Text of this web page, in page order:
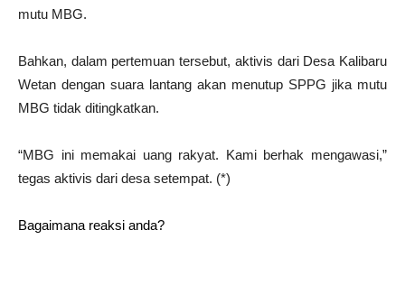
mutu MBG.
Bahkan, dalam pertemuan tersebut, aktivis dari Desa Kalibaru
Wetan dengan suara lantang akan menutup SPPG jika mutu
MBG tidak ditingkatkan.
“MBG ini memakai uang rakyat. Kami berhak mengawasi,”
tegas aktivis dari desa setempat. (*)
Bagaimana reaksi anda?